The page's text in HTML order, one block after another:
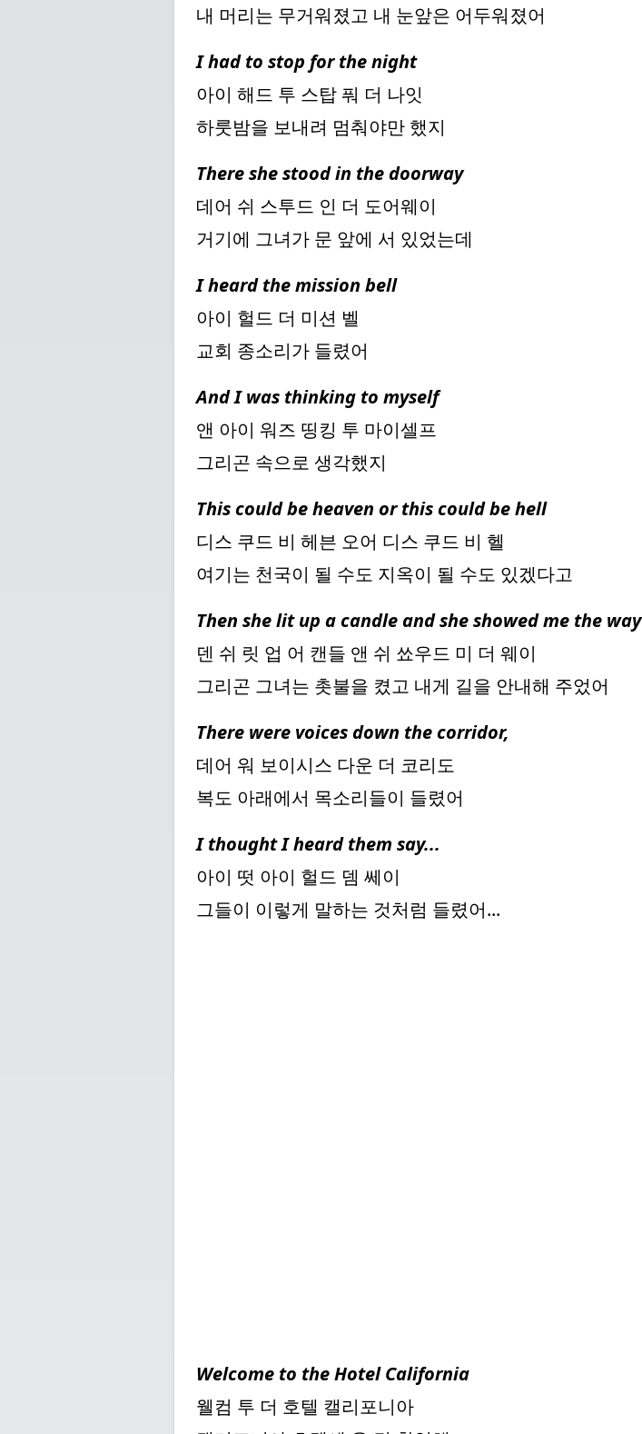
내 머리는 무거워졌고 내 눈앞은 어두워졌어
I had to stop for the night
아이 해드 투 스탑 풔 더 나잇
하룻밤을 보내려 멈춰야만 했지
There she stood in the doorway
데어 쉬 스투드 인 더 도어웨이
거기에 그녀가 문 앞에 서 있었는데
I heard the mission bell
아이 헐드 더 미션 벨
교회 종소리가 들렸어
And I was thinking to myself
앤 아이 워즈 띵킹 투 마이셀프
그리곤 속으로 생각했지
This could be heaven or this could be hell
디스 쿠드 비 헤븐 오어 디스 쿠드 비 헬
여기는 천국이 될 수도 지옥이 될 수도 있겠다고
Then she lit up a candle and she showed me the way
덴 쉬 릿 업 어 캔들 앤 쉬 쑈우드 미 더 웨이
그리곤 그녀는 촛불을 켰고 내게 길을 안내해 주었어
There were voices down the corridor,
데어 워 보이시스 다운 더 코리도
복도 아래에서 목소리들이 들렸어
I thought I heard them say...
아이 떳 아이 헐드 뎀 쎄이
그들이 이렇게 말하는 것처럼 들렸어...
Welcome to the Hotel California
웰컴 투 더 호텔 캘리포니아